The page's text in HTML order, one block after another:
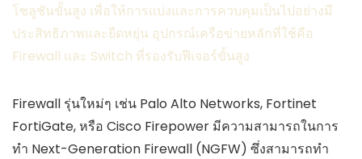
โซลูชันขั้นสูง เพื่อให้การแบ่งและการควบคุมเป็นไปอย่างมี
ประสิทธิภาพและยืดหยุ่น อุปกรณ์เครือข่ายหลักที่ใช้คือ
Firewall และ Switch ที่รองรับฟีเจอร์ขั้นสูง
Firewall รุ่นใหม่ๆ เช่น Palo Alto Networks, Fortinet
FortiGate, หรือ Cisco Firepower มีความสามารถในการ
ทำ Next-Generation Firewall (NGFW) ซึ่งสามารถทำ